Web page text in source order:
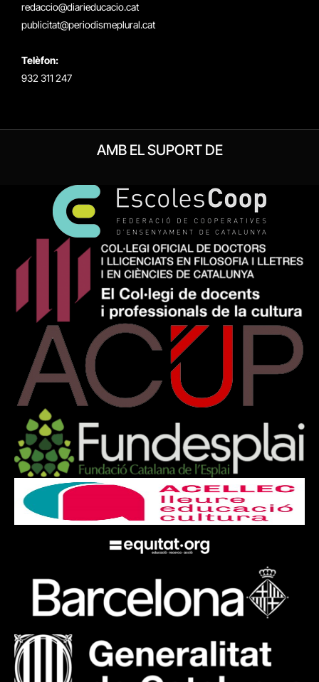
redaccio@diarieducacio.cat
publicitat@periodismeplural.cat
Telèfon:
932 311 247
AMB EL SUPORT DE